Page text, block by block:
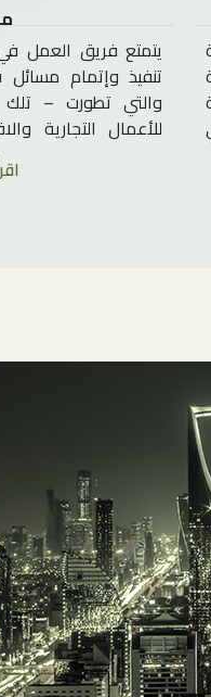
يتمتع فريق العمل
تنفيذ وإتمام
والتي تطورت –
للأعمال التجارية
القانوني للأعمال
المحلية والممارسات
دعماً لهم في عددٍ من